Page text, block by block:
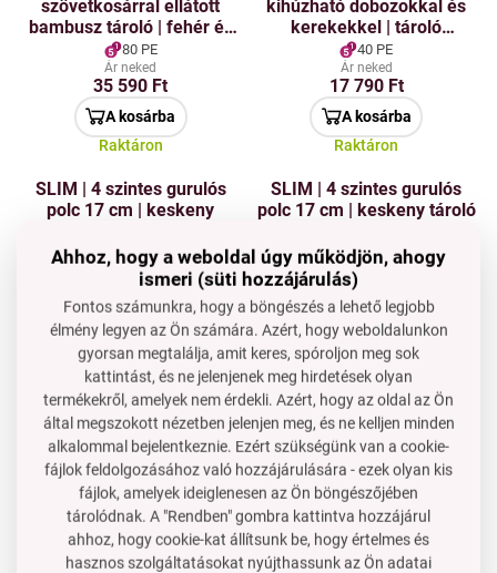
szövetkosárral ellátott
bambusz tároló | fehér és
színes ruhák
szétválasztásához | 64 ×
73 cm
80 PE
Ár neked
35 590 Ft
A kosárba
Raktáron
kihúzható dobozokkal és
kerekekkel | tároló
műanyag szervező | kék-
zöld | 79 cm
40 PE
Ár neked
17 790 Ft
A kosárba
Raktáron
SLIM | 4 szintes gurulós
polc 17 cm | keskeny
32 PE
Ár neked
15 690 Ft
A kosárba
Raktáron
SLIM | 4 szintes gurulós
polc 17 cm | keskeny tároló
fürdőszobába és
mosókonyhába
28 PE
Ár neked
13 890 Ft
A kosárba
Raktáron
GoEco® | Összecsukható
háromszintes polc 3
tárolókosárral | 97,5 cm
80 PE
Ár neked
35 590 Ft
A kosárba
Raktáron
TROLLEY | 3 szintes
gördíthető kocsi |
multifunkcionális téglalap
alakú polc kerekeken,
magassága 86 cm | fehér
80 PE
Ár neked
35 590 Ft
A kosárba
Raktáron
Ahhoz, hogy a weboldal úgy működjön, ahogy
ismeri (süti hozzájárulás)
Fontos számunkra, hogy a böngészés a lehető legjobb
élmény legyen az Ön számára. Azért, hogy weboldalunkon
gyorsan megtalálja, amit keres, spóroljon meg sok
kattintást, és ne jelenjenek meg hirdetések olyan
termékekről, amelyek nem érdekli. Azért, hogy az oldal az Ön
által megszokott nézetben jelenjen meg, és ne kelljen minden
alkalommal bejelentkeznie. Ezért szükségünk van a cookie-
fájlok feldolgozásához való hozzájárulására - ezek olyan kis
fájlok, amelyek ideiglenesen az Ön böngészőjében
tárolódnak. A "Rendben" gombra kattintva hozzájárul
ahhoz, hogy cookie-kat állítsunk be, hogy értelmes és
hasznos szolgáltatásokat nyújthassunk az Ön adatai